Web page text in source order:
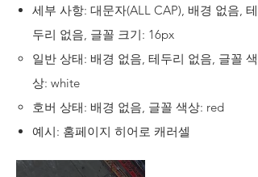
세부 사항: 대문자(ALL CAP), 배경 없음, 테
두리 없음, 글꼴 크기: 16px
일반 상태: 배경 없음, 테두리 없음, 글꼴 색
상: white
호버 상태: 배경 없음, 글꼴 색상: red
예시: 홈페이지 히어로 캐러셀